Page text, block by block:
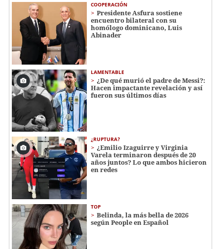
COOPERACIÓN
Presidente Asfura sostiene
encuentro bilateral con su
homólogo dominicano, Luis
Abinader
LAMENTABLE
¿De qué murió el padre de Messi?:
Hacen impactante revelación y así
fueron sus últimos días
¿RUPTURA?
¿Emilio Izaguirre y Virginia
Varela terminaron después de 20
años juntos? Lo que ambos hicieron
en redes
TOP
Belinda, la más bella de 2026
según People en Español